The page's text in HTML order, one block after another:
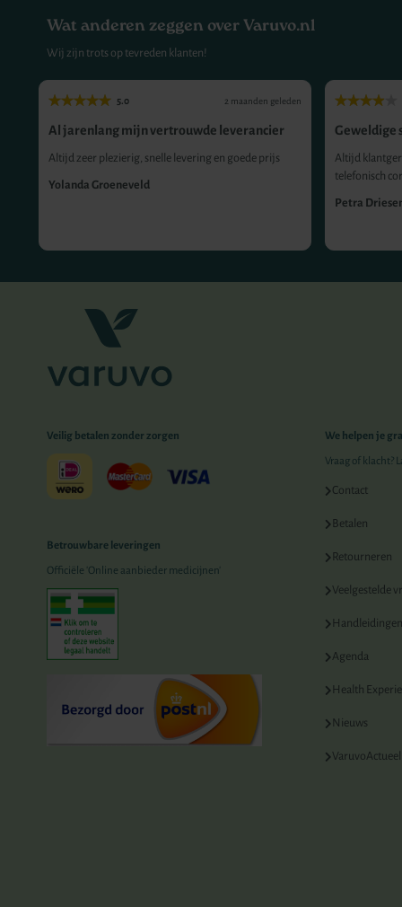
Wat anderen zeggen over Varuvo.nl
Wij zijn trots op tevreden klanten!
5.0 2 maanden geleden
Al jarenlang mijn vertrouwde leverancier
Altijd zeer plezierig, snelle levering en goede prijs
Yolanda Groeneveld
Geweldige
Altijd
telefonisch
Petra
Veilig betalen zonder zorgen
Betrouwbare leveringen
Officiële 'Online aanbieder medicijnen'
We helpen je
Vraag of klacht?
Contact
Betalen
Retourneren
Veelgestelde
Handleidingen
Agenda
Health
Nieuws
VaruvoActueel